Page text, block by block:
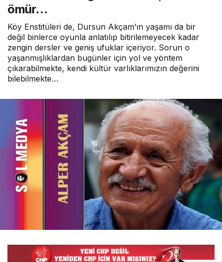
Burhanettin YILMAZ
"Butlancı Kimdir?"
Burhanettin YILMAZ
"CHP MYK Üyelerine Sesleniyorum:
Siyaset Ahlak İster"
Burhanettin YILMAZ
"Gürsel Tekin’i Yerinden Oynatmak,
Partiye Yapılan Bir Operasyondur"
Burhanettin YILMAZ
"CHP’de Genel Başkan Olmanın İlk Şartı:
ömür…
Köy Enstitüleri de, Dursun Akçam’ın yaşamı da bir
değil binlerce oyunla anlatılıp bitirilemeyecek kadar
zengin dersler ve geniş ufuklar içeriyor. Sorun o
yaşanmışlıklardan bugünler için yol ve yöntem
çıkarabilmekte, kendi kültür varlıklarımızın değerini
bilebilmekte…